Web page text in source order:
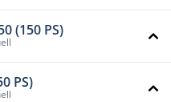
(150 PS)
PS)